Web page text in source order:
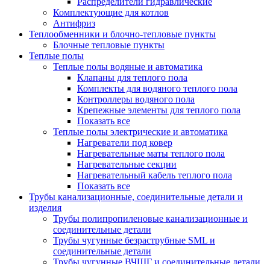
Комплектующие для котлов
Антифриз
Теплообменники и блочно-тепловые пункты
Блочные тепловые пункты
Теплые полы
Теплые полы водяные и автоматика
Клапаны для теплого пола
Комплекты для водяного теплого пола
Контроллеры водяного пола
Крепежные элементы для теплого пола
Показать все
Теплые полы электрические и автоматика
Нагреватели под ковер
Нагревательные маты теплого пола
Нагревательные секции
Нагревательный кабель теплого пола
Показать все
Трубы канализационные, соединительные детали и
изделия
Трубы полипропиленовые канализационные и
соединительные детали
Трубы чугунные безраструбные SML и
соединительные детали
Трубы чугунные ВЧШГ и соединительные детали